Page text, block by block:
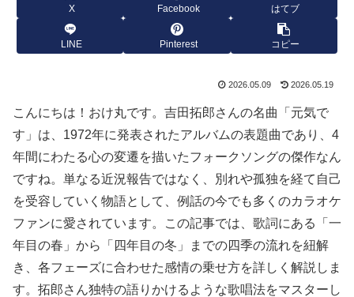
X Facebook はてブ
LINE Pinterest コピー
2026.05.09 2026.05.19
こんにちは！おけ丸です。吉田拓郎さんの名曲「元気で
す」は、1972年に発表されたアルバムの表題曲であり、4
年間にわたる心の変遷を描いたフォークソングの傑作なん
ですね。単なる近況報告ではなく、別れや孤独を経て自己
を受容していく物語として、例話の今でも多くのカラオケ
ファンに愛されています。この記事では、歌詞にある「一
年目の春」から「四年目の冬」までの四季の流れを紐解
き、各フェーズに合わせた感情の乗せ方を詳しく解説しま
す。拓郎さん独特の語りかけるような歌唱法をマスターし